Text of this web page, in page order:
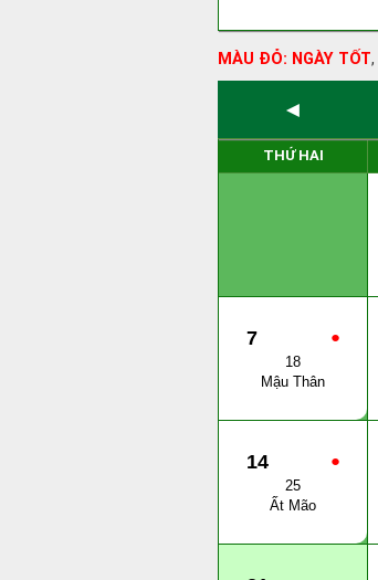
MÀU ĐỎ: NGÀY TỐT,
◄
THỨ HAI
●
7
18
Mậu Thân
●
14
25
Ất Mão